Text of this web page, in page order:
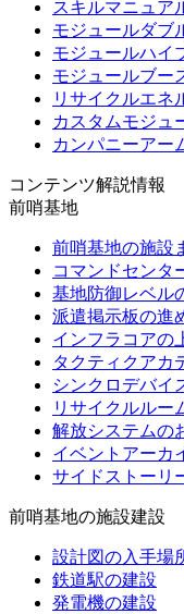
スキルマニュア
モジュールダブ
モジュールハイ
モジュールブー
リサイクルエネ
カスタムモジュ
カンパニーアー
コンテンツ解説情報
前哨基地
前哨基地の施設
コマンドセンタ
基地防御レベル
派遣掲示板の進
インフラコアの
タクティクアカ
シンクロデバイ
リサイクルルー
解放システムの
イベントアーカ
サイドストーリ
前哨基地の施設建設
設計図の入手場
鉄道駅の建設
発電機の建設